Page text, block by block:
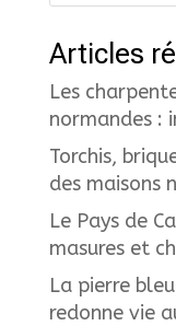
Articles
Les
normandes :
Torchis,
des maisons
Le Pays de
masures et
La pierre
redonne vie